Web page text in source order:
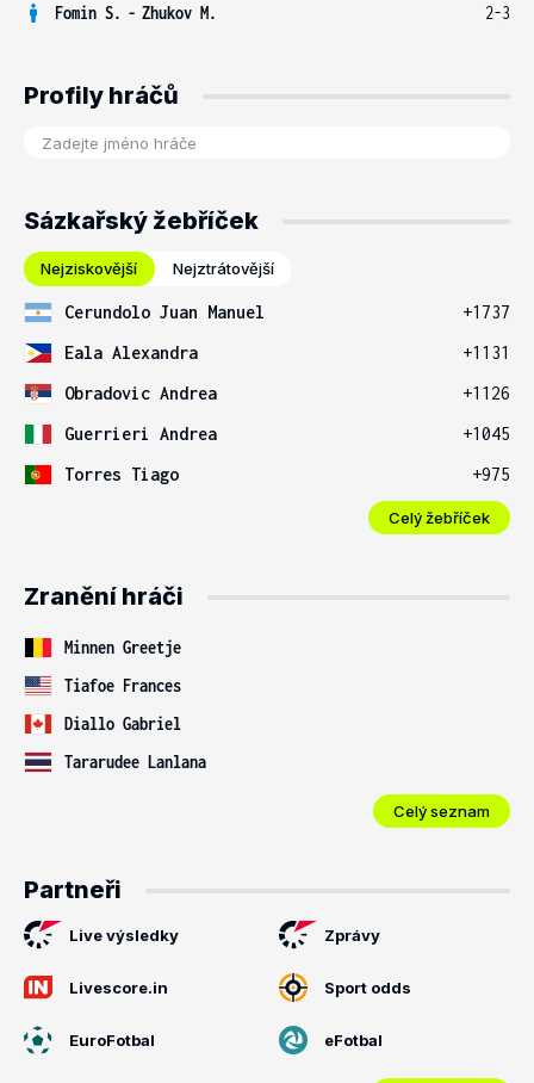
Fomin S. - Zhukov M. 2-3
Profily hráčů
Sázkařský žebříček
Nejziskovější Nejztrátovější
Cerundolo Juan Manuel
+1737
Eala Alexandra
+1131
Obradovic Andrea
+1126
Guerrieri Andrea
+1045
Torres Tiago
+975
Celý žebříček
Zranění hráči
Minnen Greetje
Tiafoe Frances
Diallo Gabriel
Tararudee Lanlana
Celý seznam
Partneři
Live výsledky Zprávy
Livescore.in Sport odds
EuroFotbal eFotbal